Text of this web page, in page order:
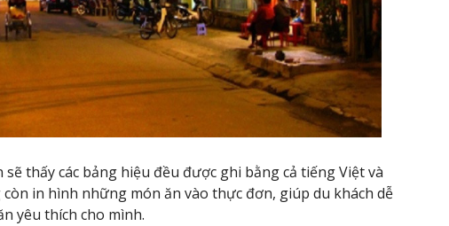
thấy các bảng hiệu đều được ghi bằng cả tiếng Việt và
in hình những món ăn vào thực đơn, giúp du khách dễ
yêu thích cho mình.